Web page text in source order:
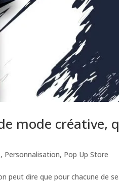
mode créative,
, Personnalisation, Pop Up Store
peut dire que pour chacune de